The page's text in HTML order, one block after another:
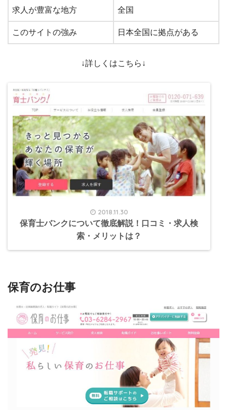
求人が豊富な地方 全国
このサイトの強み 日本全国に拠点がある
↓詳しくはこちら↓
2018.11.30
保育士バンクについて徹底解説！口コミ・求人検
索・メリットは？
保育のお仕事